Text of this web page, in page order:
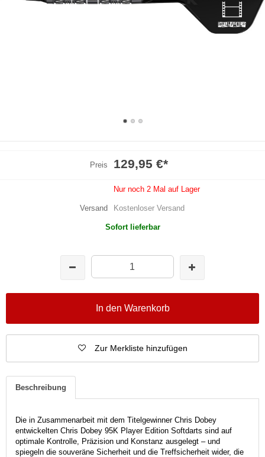
Preis 129,95 €*
Nur noch 2 Mal auf Lager
Versand Kostenloser Versand
Sofort lieferbar
In den Warenkorb
Zur Merkliste hinzufügen
Beschreibung
Die in Zusammenarbeit mit dem Titelgewinner Chris Dobey
entwickelten Chris Dobey 95K Player Edition Softdarts sind auf
optimale Kontrolle, Präzision und Konstanz ausgelegt – und
spiegeln die souveräne Sicherheit und die Treffsicherheit wider, die